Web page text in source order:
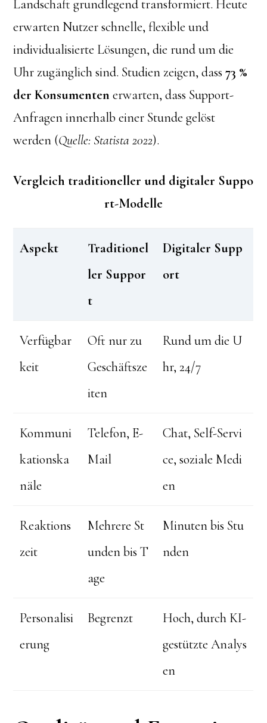
Landschaft grundlegend transformiert. Heute
erwarten Nutzer schnelle, flexible und
individualisierte Lösungen, die rund um die
Uhr zugänglich sind. Studien zeigen, dass73 %
der Konsumenten erwarten, dass Support-
Anfragen innerhalb einer Stunde gelöst
werden (Quelle: Statista 2022).
Vergleich traditioneller und digitaler Suppo
rt-Modelle
Aspekt
Traditionel
ler Suppor
t
Digitaler Supp
ort
Verfügbar
keit
Oft nur zu
Geschäftsze
iten
Rund um die U
hr, 24/7
Kommuni
kationska
näle
Telefon, E-
Mail
Chat, Self-Servi
ce, soziale Medi
en
Reaktions
zeit
Mehrere St
unden bis T
age
Minuten bis Stu
nden
Personalisi
erung
Begrenzt
Hoch, durch KI-
gestützte Analys
en